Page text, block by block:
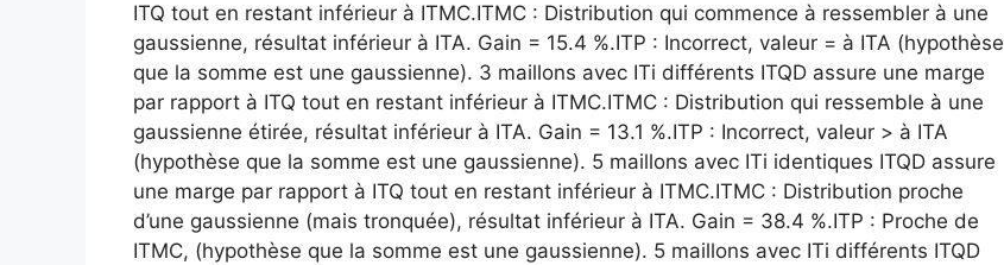
ITQ tout en restant inférieur à ITMC.ITMC : Distribution qui commence à ressembler à une
gaussienne, résultat inférieur à ITA. Gain = 15.4 %.ITP : Incorrect, valeur = à ITA (hypothèse
que la somme est une gaussienne). 3 maillons avec ITi différents ITQD assure une marge
par rapport à ITQ tout en restant inférieur à ITMC.ITMC : Distribution qui ressemble à une
gaussienne étirée, résultat inférieur à ITA. Gain = 13.1 %.ITP : Incorrect, valeur > à ITA
(hypothèse que la somme est une gaussienne). 5 maillons avec ITi identiques ITQD assure
une marge par rapport à ITQ tout en restant inférieur à ITMC.ITMC : Distribution proche
d’une gaussienne (mais tronquée), résultat inférieur à ITA. Gain = 38.4 %.ITP : Proche de
ITMC, (hypothèse que la somme est une gaussienne). 5 maillons avec ITi différents ITQD